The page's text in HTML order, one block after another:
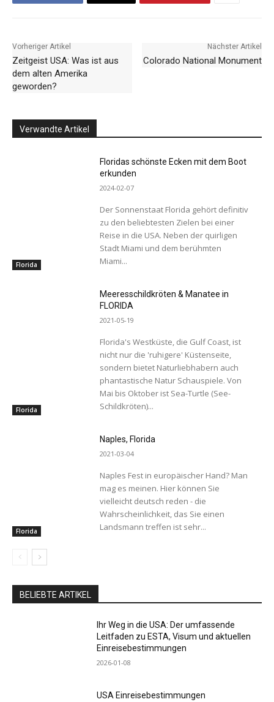
Vorheriger Artikel
Zeitgeist USA: Was ist aus
dem alten Amerika
geworden?
Nächster Artikel
Colorado National Monument
Verwandte Artikel
Florida
Floridas schönste Ecken mit dem Boot
erkunden
2024-02-07
Der Sonnenstaat Florida gehört definitiv
zu den beliebtesten Zielen bei einer
Reise in die USA. Neben der quirligen
Stadt Miami und dem berühmten
Miami...
Florida
Meeresschildkröten & Manatee in
FLORIDA
2021-05-19
Florida's Westküste, die Gulf Coast, ist
nicht nur die 'ruhigere' Küstenseite,
sondern bietet Naturliebhabern auch
phantastische Natur Schauspiele. Von
Mai bis Oktober ist Sea-Turtle (See-
Schildkröten)...
Florida
Naples, Florida
2021-03-04
Naples Fest in europäischer Hand? Man
mag es meinen. Hier können Sie
vielleicht deutsch reden - die
Wahrscheinlichkeit, das Sie einen
Landsmann treffen ist sehr...
BELIEBTE ARTIKEL
Ihr Weg in die USA: Der umfassende
Leitfaden zu ESTA, Visum und aktuellen
Einreisebestimmungen
2026-01-08
USA Einreisebestimmungen